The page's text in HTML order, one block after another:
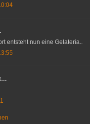
entsteht nun eine Gelateria..